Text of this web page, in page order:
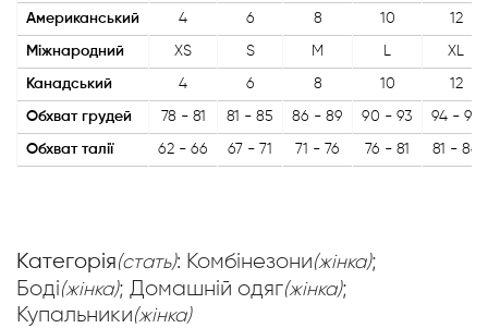
Американський 4 6 8 10 12
Міжнародний XS S M L XL
Канадський 4 6 8 10 12
Обхват грудей 78 - 81 81 - 85 86 - 89 90 - 93 94 - 97
Обхват талії 62 - 66 67 - 71 71 - 76 76 - 81 81 - 86
Категорія(стать): Комбінезони(жінка);
Боді(жінка); Домашній одяг(жінка);
Купальники(жінка)